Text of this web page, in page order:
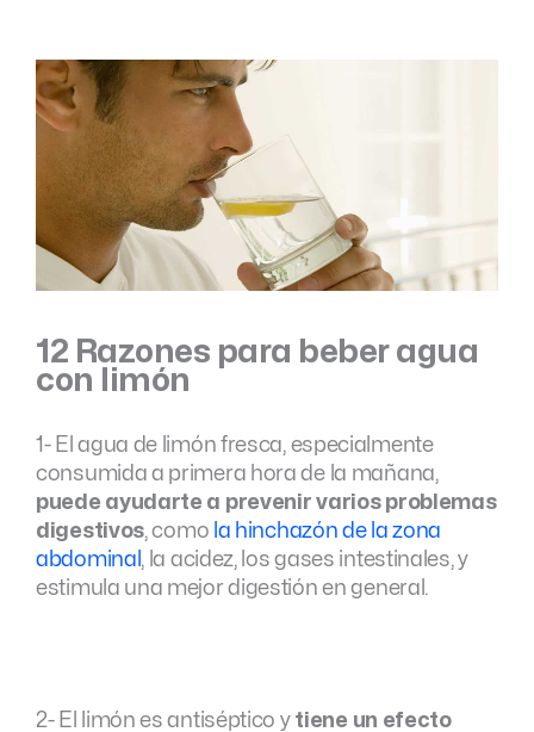
12 Razones para beber agua
con limón
1- El agua de limón fresca, especialmente
consumida a primera hora de la mañana,
puede ayudarte a prevenir varios problemas
digestivos, como la hinchazón de la zona
abdominal , la acidez, los gases intestinales, y
estimula una mejor digestión en general.
2- El limón es antiséptico y tiene un efecto